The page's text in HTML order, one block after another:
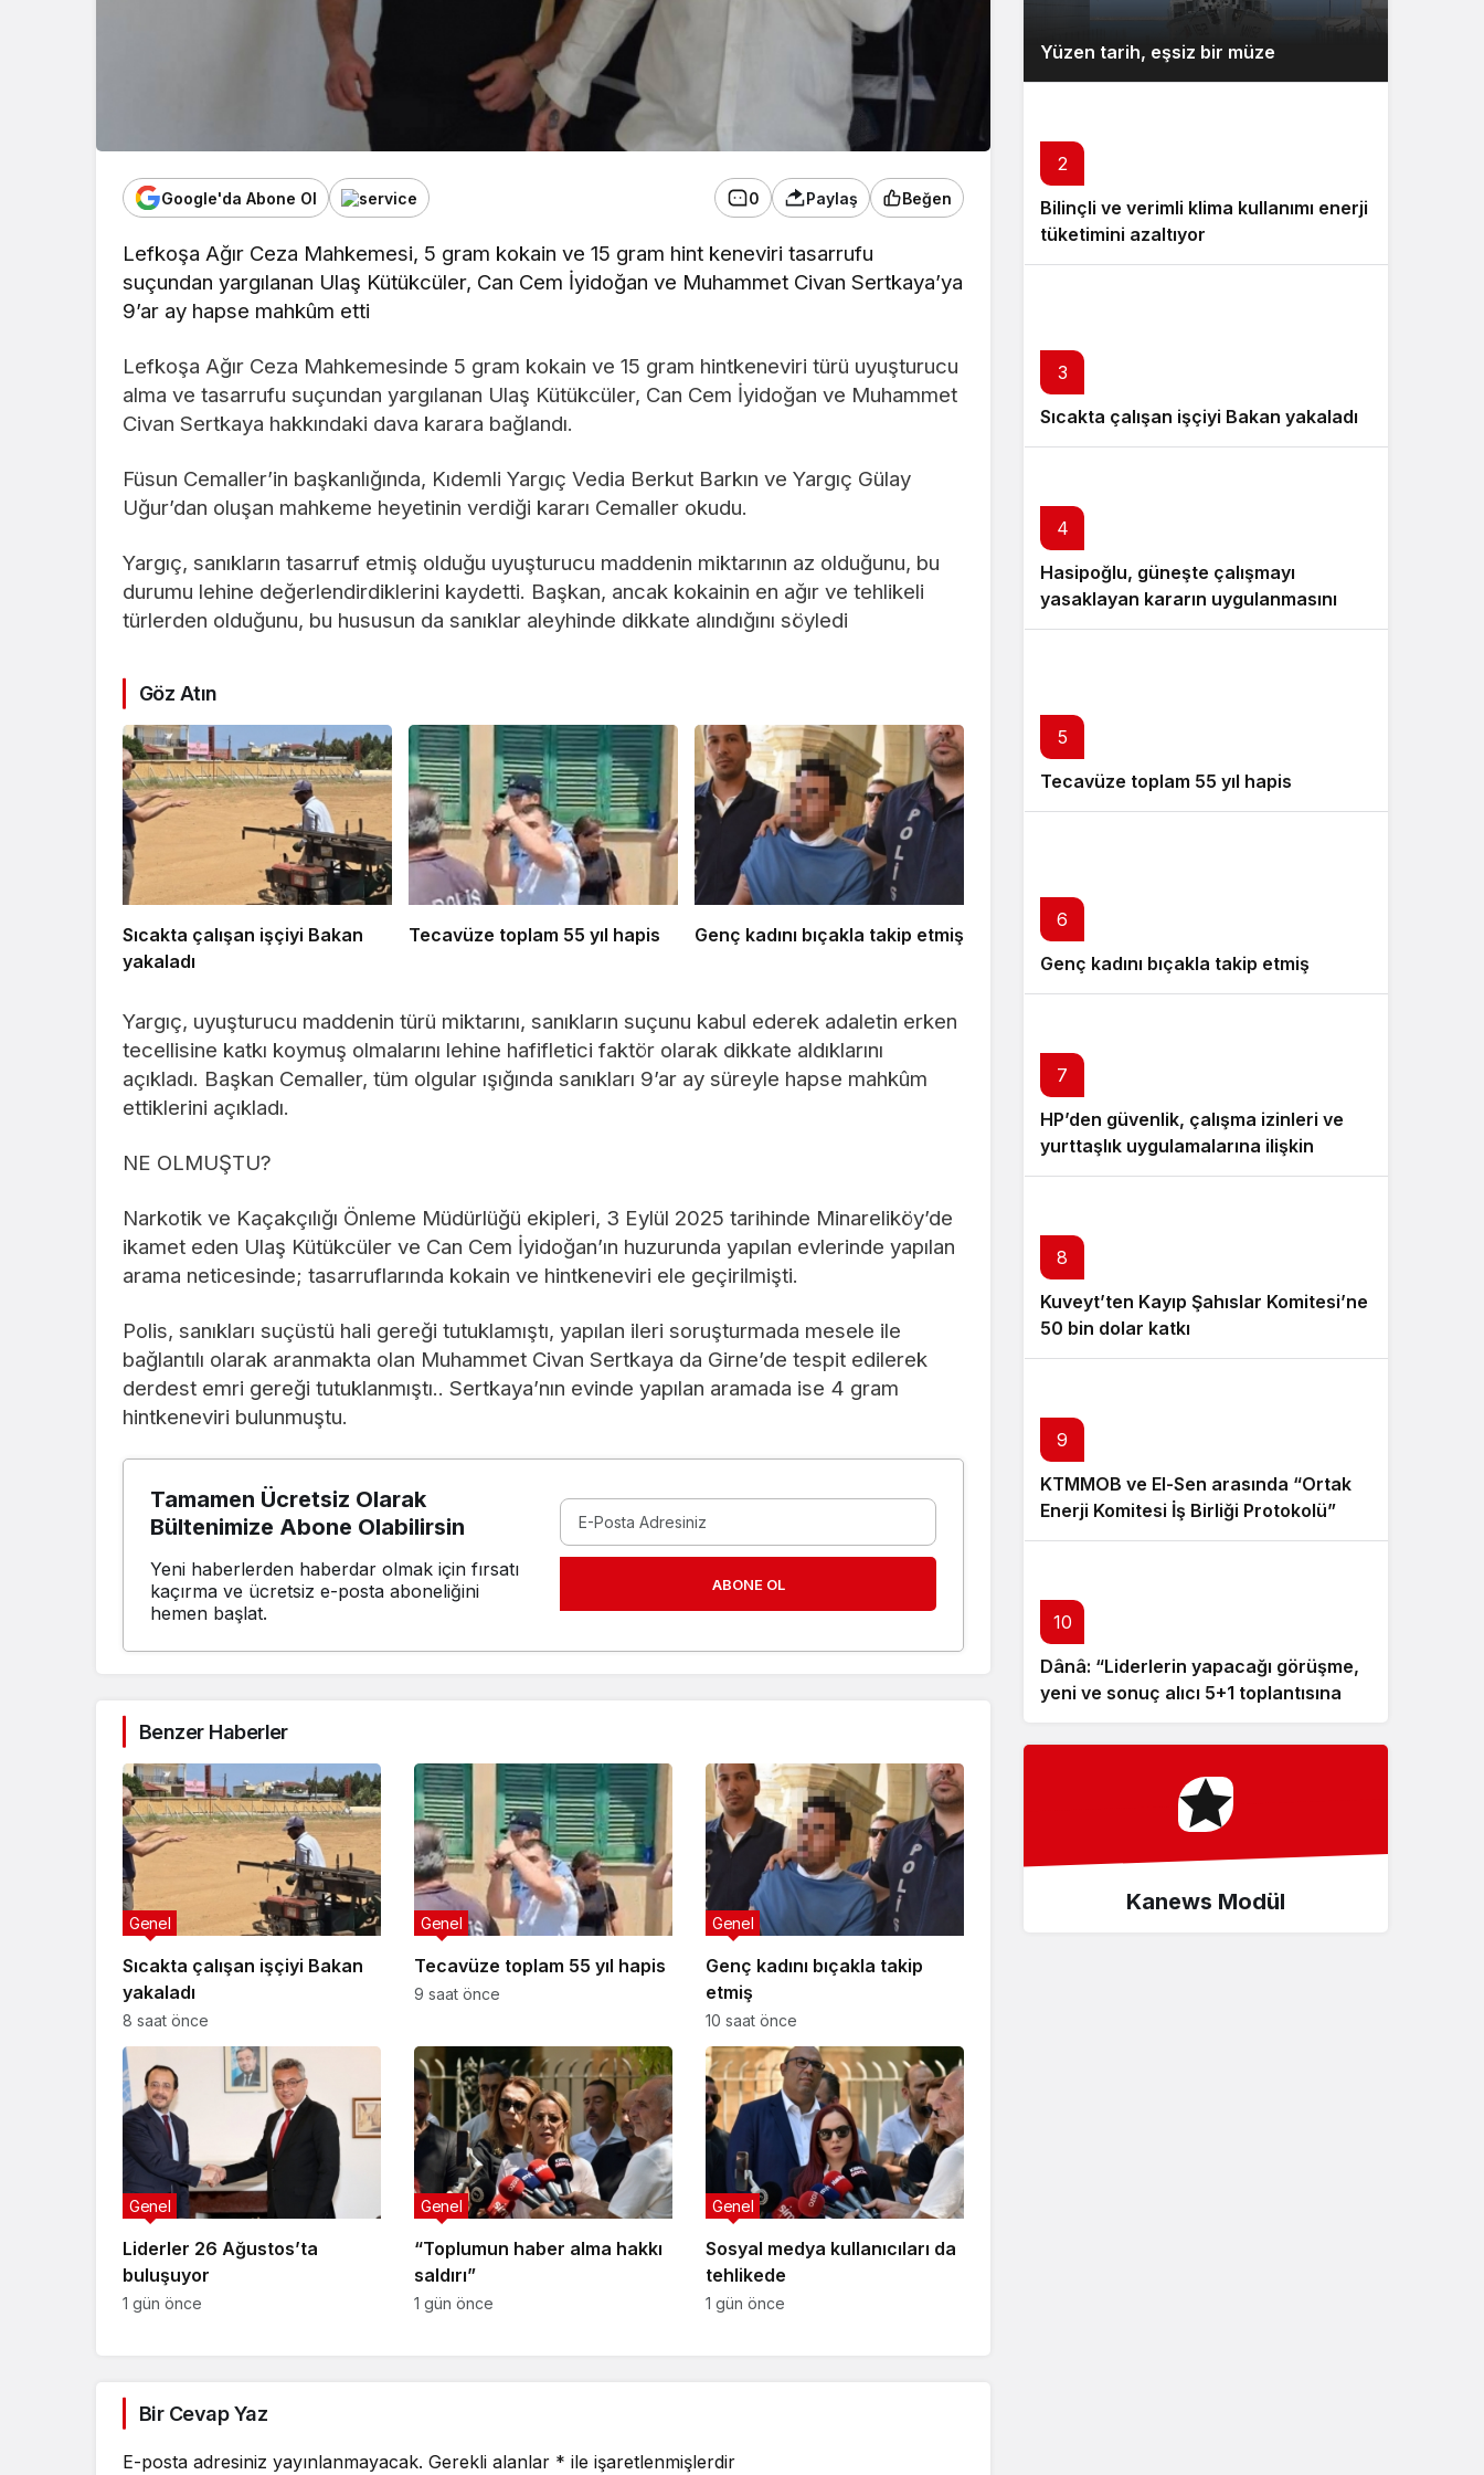
Google'da Abone Ol 0 Paylaş Beğen
Lefkoşa Ağır Ceza Mahkemesi, 5 gram kokain ve 15 gram hint keneviri tasarrufu
suçundan yargılanan Ulaş Kütükcüler, Can Cem İyidoğan ve Muhammet Civan Sertkaya’ya
9’ar ay hapse mahkûm etti
Lefkoşa Ağır Ceza Mahkemesinde 5 gram kokain ve 15 gram hintkeneviri türü uyuşturucu
alma ve tasarrufu suçundan yargılanan Ulaş Kütükcüler, Can Cem İyidoğan ve Muhammet
Civan Sertkaya hakkındaki dava karara bağlandı.
Füsun Cemaller’in başkanlığında, Kıdemli Yargıç Vedia Berkut Barkın ve Yargıç Gülay
Uğur’dan oluşan mahkeme heyetinin verdiği kararı Cemaller okudu.
Yargıç, sanıkların tasarruf etmiş olduğu uyuşturucu maddenin miktarının az olduğunu, bu
durumu lehine değerlendirdiklerini kaydetti. Başkan, ancak kokainin en ağır ve tehlikeli
türlerden olduğunu, bu hususun da sanıklar aleyhinde dikkate alındığını söyledi
Göz Atın
Sıcakta çalışan işçiyi Bakan
yakaladı
Tecavüze toplam 55 yıl hapis Genç kadını bıçakla takip etmiş
Yargıç, uyuşturucu maddenin türü miktarını, sanıkların suçunu kabul ederek adaletin erken
tecellisine katkı koymuş olmalarını lehine hafifletici faktör olarak dikkate aldıklarını
açıkladı. Başkan Cemaller, tüm olgular ışığında sanıkları 9’ar ay süreyle hapse mahkûm
ettiklerini açıkladı.
NE OLMUŞTU?
Narkotik ve Kaçakçılığı Önleme Müdürlüğü ekipleri, 3 Eylül 2025 tarihinde Minareliköy’de
ikamet eden Ulaş Kütükcüler ve Can Cem İyidoğan’ın huzurunda yapılan evlerinde yapılan
arama neticesinde; tasarruflarında kokain ve hintkeneviri ele geçirilmişti.
Polis, sanıkları suçüstü hali gereği tutuklamıştı, yapılan ileri soruşturmada mesele ile
bağlantılı olarak aranmakta olan Muhammet Civan Sertkaya da Girne’de tespit edilerek
derdest emri gereği tutuklanmıştı.. Sertkaya’nın evinde yapılan aramada ise 4 gram
hintkeneviri bulunmuştu.
Tamamen Ücretsiz Olarak
Bültenimize Abone Olabilirsin
Yeni haberlerden haberdar olmak için fırsatı
kaçırma ve ücretsiz e-posta aboneliğini
hemen başlat.
ABONE OL
Benzer Haberler
Sıcakta çalışan işçiyi Bakan
yakaladı
Genel
8 saat önce
Tecavüze toplam 55 yıl hapis
Genel
9 saat önce
Genç kadını bıçakla takip
etmiş
Genel
10 saat önce
Liderler 26 Ağustos’ta
buluşuyor
Genel
1 gün önce
“Toplumun haber alma hakkı
saldırı”
Genel
1 gün önce
Sosyal medya kullanıcıları da
tehlikede
Genel
1 gün önce
Bir Cevap Yaz
E-posta adresiniz yayınlanmayacak. Gerekli alanlar * ile işaretlenmişlerdir
Yüzen tarih, eşsiz bir müze
2
Bilinçli ve verimli klima kullanımı enerji
tüketimini azaltıyor
3
Sıcakta çalışan işçiyi Bakan yakaladı
4
Hasipoğlu, güneşte çalışmayı
yasaklayan kararın uygulanmasını
Yeniboğaziçi’nde denetledi
5
Tecavüze toplam 55 yıl hapis
6
Genç kadını bıçakla takip etmiş
7
HP’den güvenlik, çalışma izinleri ve
yurttaşlık uygulamalarına ilişkin
öneriler
8
Kuveyt’ten Kayıp Şahıslar Komitesi’ne
50 bin dolar katkı
9
KTMMOB ve El-Sen arasında “Ortak
Enerji Komitesi İş Birliği Protokolü”
imzalandı
10
Dânâ: “Liderlerin yapacağı görüşme,
yeni ve sonuç alıcı 5+1 toplantısına
Kanews Modül